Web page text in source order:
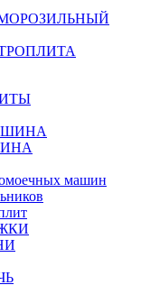
машин